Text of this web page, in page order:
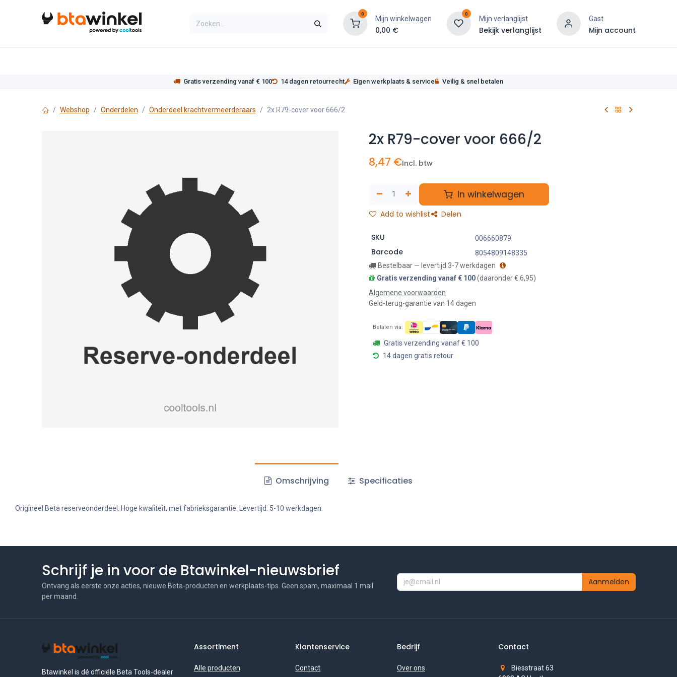
0
Mijn winkelwagen
0,00 €
0
Mijn verlanglijst
Bekijk verlanglijst
Gast
Mijn account
Gratis verzending vanaf € 100 14 dagen retourrecht Eigen werkplaats & service Veilig & snel betalen
Webshop Onderdelen Onderdeel krachtvermeerderaars 2x R79-cover voor 666/2
2x R79-cover voor 666/2
8,47 €Incl. btw
In winkelwagen
Add to wishlist Delen
SKU 006660879
Barcode
8054809148335
Bestelbaar — levertijd 3-7 werkdagen
Gratis verzending vanaf € 100(daaronder € 6,95)
Algemene voorwaarden
Geld-terug-garantie van 14 dagen
Betalen via:
Gratis verzending vanaf € 100
14 dagen gratis retour
Omschrijving Specificaties
Origineel Beta reserveonderdeel. Hoge kwaliteit, met fabrieksgarantie. Levertijd: 5-10 werkdagen.
Schrijf je in voor de Btawinkel-nieuwsbrief
Ontvang als eerste onze acties, nieuwe Beta-producten en werkplaats-tips. Geen spam, maximaal 1 mail
per maand.
Aanmelden
Btawinkel is dé officiële Beta Tools-dealer
Assortiment
Alle producten
Klantenservice
Contact
Bedrijf
Over ons
Contact
Biesstraat 63